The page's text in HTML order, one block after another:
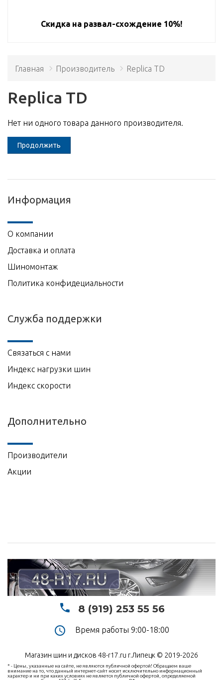
Скидка на развал-схождение 10%!
Главная Производитель Replica TD
Replica TD
Нет ни одного товара данного производителя.
Продолжить
Информация
О компании
Доставка и оплата
Шиномонтаж
Политика конфидециальности
Служба поддержки
Связаться с нами
Индекс нагрузки шин
Индекс скорости
Дополнительно
Производители
Акции
8 (919) 253 55 56
Время работы 9:00-18:00
Магазин шин и дисков 48-r17.ru г.Липецк © 2019-2026
* - Цены, указанные на сайте, не являются публичной офертой! Обращаем ваше
внимание на то, что данный интернет-сайт носит исключительно информационный
характер и ни при каких условиях не является публичной офертой, определяемой